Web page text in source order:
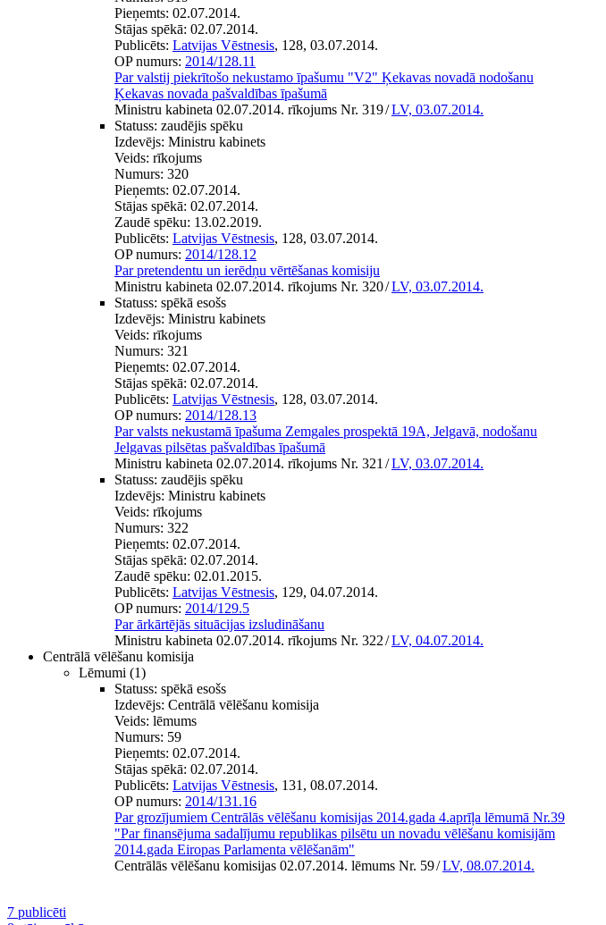
Pieņemts: 02.07.2014.
Stājas spēkā: 02.07.2014.
Publicēts: Latvijas Vēstnesis, 128, 03.07.2014.
OP numurs: 2014/128.11
Par valstij piekrītošo nekustamo īpašumu "V2" Ķekavas novadā nodošanu
Ķekavas novada pašvaldības īpašumā
Ministru kabineta 02.07.2014. rīkojums Nr. 319/LV, 03.07.2014.
Statuss: zaudējis spēku
Izdevējs: Ministru kabinets
Veids: rīkojums
Numurs: 320
Pieņemts: 02.07.2014.
Stājas spēkā: 02.07.2014.
Zaudē spēku: 13.02.2019.
Publicēts: Latvijas Vēstnesis, 128, 03.07.2014.
OP numurs: 2014/128.12
Par pretendentu un ierēdņu vērtēšanas komisiju
Ministru kabineta 02.07.2014. rīkojums Nr. 320/LV, 03.07.2014.
Statuss: spēkā esošs
Izdevējs: Ministru kabinets
Veids: rīkojums
Numurs: 321
Pieņemts: 02.07.2014.
Stājas spēkā: 02.07.2014.
Publicēts: Latvijas Vēstnesis, 128, 03.07.2014.
OP numurs: 2014/128.13
Par valsts nekustamā īpašuma Zemgales prospektā 19A, Jelgavā, nodošanu
Jelgavas pilsētas pašvaldības īpašumā
Ministru kabineta 02.07.2014. rīkojums Nr. 321 /LV, 03.07.2014.
Statuss: zaudējis spēku
Izdevējs: Ministru kabinets
Veids: rīkojums
Numurs: 322
Pieņemts: 02.07.2014.
Stājas spēkā: 02.07.2014.
Zaudē spēku: 02.01.2015.
Publicēts: Latvijas Vēstnesis, 129, 04.07.2014.
OP numurs: 2014/129.5
Par ārkārtējās situācijas izsludināšanu
Ministru kabineta 02.07.2014. rīkojums Nr. 322/LV, 04.07.2014.
Centrālā vēlēšanu komisija
Lēmumi (1)
Statuss: spēkā esošs
Izdevējs: Centrālā vēlēšanu komisija
Veids: lēmums
Numurs: 59
Pieņemts: 02.07.2014.
Stājas spēkā: 02.07.2014.
Publicēts: Latvijas Vēstnesis, 131, 08.07.2014.
OP numurs: 2014/131.16
Par grozījumiem Centrālās vēlēšanu komisijas 2014.gada 4.aprīļa lēmumā Nr.39
"Par finansējuma sadalījumu republikas pilsētu un novadu vēlēšanu komisijām
2014.gada Eiropas Parlamenta vēlēšanām"
Centrālās vēlēšanu komisijas 02.07.2014. lēmums Nr. 59/LV, 08.07.2014.
7 publicēti